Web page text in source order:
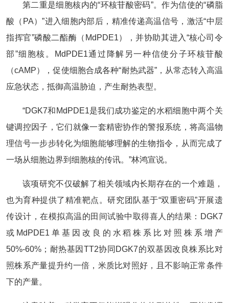
第二重是细胞核内的“环核苷酸密码”。作为信使的“磷脂
酸（PA）”进入细胞内部后，精准传递高温信号，激活“中层
指挥官”磷酸二酯酶（MdPDE1），并协助其进入“核心司令
部”细胞核。MdPDE1通过降解另一种信使分子环核苷酸
（cAMP），促使细胞合成各种“耐热武器”，从常态转入高温
应急状态，抵御高温胁迫，产生耐热表型。
“DGK7和MdPDE1是我们成功鉴定的水稻细胞中两个关
键调控因子，它们就像一套精密协作的警报系统，将高温物
理信号一步步转化为细胞能够理解的生物指令，从而完成了
一场从细胞边界到细胞核的传讯。”林鸿宣说。
该项研究不仅破解了相关领域内长期存在的一个难题，
也为育种提供了精准靶点。研究团队基于“双重密码”开展遗
传设计，在模拟高温的田间试验中取得喜人的结果：DGK7
或MdPDE1单基因改良的水稻株系比对照株系增产
50%-60%；耐热基因TT2协同DGK7的双基因改良株系比对
照株系产量提升约一倍，米质比对照好，且不影响正常条件
下的产量。